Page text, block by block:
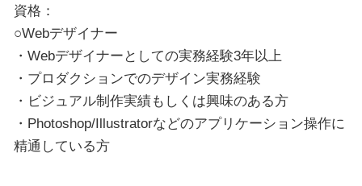
資格：
○Webデザイナー
・Webデザイナーとしての実務経験3年以上
・プロダクションでのデザイン実務経験
・ビジュアル制作実績もしくは興味のある方
・Photoshop/Illustratorなどのアプリケーション操作に
精通している方